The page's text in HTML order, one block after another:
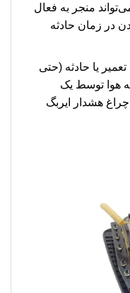
منجر به فعال
در زمان حادثه
یا حادثه (حتی
هوا توسط یک
هشدار ایربگ